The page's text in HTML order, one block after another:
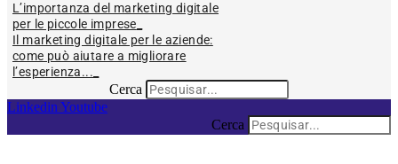
L’importanza del marketing digitale
per le piccole imprese
Il marketing digitale per le aziende:
come può aiutare a migliorare
l’esperienza...
Cerca
Linkedin Youtube
Cerca